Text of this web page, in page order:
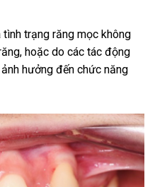
trạng răng mọc không
hoặc do các tác động
hưởng đến chức năng